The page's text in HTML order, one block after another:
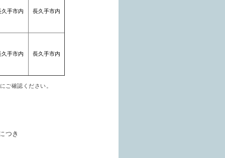
久手市内 長久手市内
久手市内 長久手市内
ご確認ください。
つき